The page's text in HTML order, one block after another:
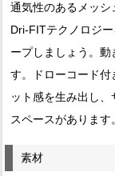
通気性のあるメッ
Dri-FITテクノロジ
ープしましょう。
す。ドローコード付
ット感を生み出し
スペースがあります
素材